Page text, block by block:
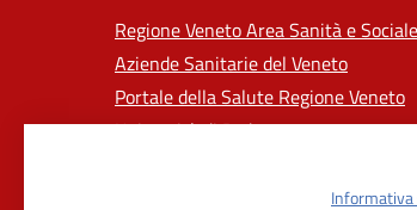
Regione Veneto Area Sanità e Sociale
Aziende Sanitarie del Veneto
Portale della Salute Regione Veneto
Università di Padova
Informativa